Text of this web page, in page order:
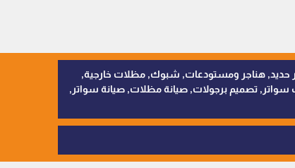
اقمشة, سواتر حديد, هناجر ومستودعات, شبوك, مظلات خارجية,
تصميم برجولات, صيانة مظلات, صيانة سواتر,